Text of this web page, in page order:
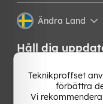
Ändra Land
Håll dig
Få de senaste
bästa tipsen från
vårt nyhetsbrev!
Teknikproffset
förbättra
Vi